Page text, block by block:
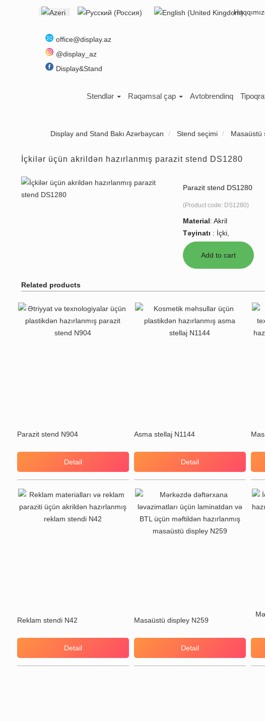
Select your language
office@display.az
@display_az
Display&Stand
Stendlər Rəqəmsal çap Avtobrendinq
Display and Stand Bakı Azərbaycan Stend seçimi Masaüstü
İçkilər üçün akrildən hazırlanmış parazit stend DS1280
Parazit stend DS1280
(Product code: DS1280)
Material: Akril
Təyinatı : İçki,
Related products
Parazit stend N904
Detail
Asma stellaj N1144
Detail
Reklam stendi N42
Detail
Masaüstü displey N259
Detail